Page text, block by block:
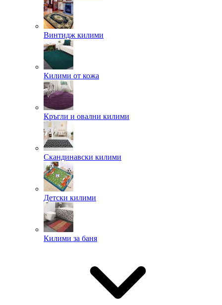
Винтидж килими
Килими от кожа
Кръгли и овални килими
Скандинавски килими
Детски килими
Килими за баня